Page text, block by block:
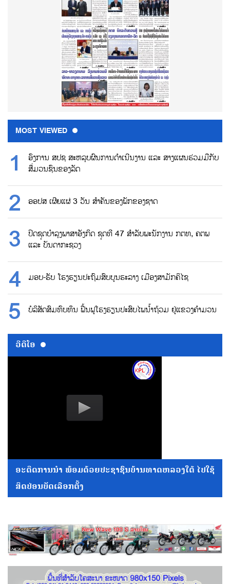
MOST VIEWED
ອົງການ ສປຊ ສະຫລຸບຜົນການດຳເນີນງານ ແລະ ສາງແຜນຮ່ວມມືກັບ
ສື່ມວນຊົນຂອງລັດ
ອອປສ ເຜີຍແຜ່ 3 ວັນ ສຳຄັນຂອງພັກຂອງຊາດ
ປິດຊຸດບຳລຸງພາສາອັງກິດ ຊຸດທີ 47 ສຳລັບພະນັກງານ ກຕທ, ຄຕພ
ແລະ ບັນດາກະຊວງ
ມອບ-ຮັບ ໂຮງຮຽນປະຖົມສົບບູນຮະລາງ ເມືອງສາມັກຄິໄຊ
ບໍລິສັດສົມທົບທຶນ ຟື້ນຟູໂຮງຮຽນປະສົບໄພນ້ຳຖ້ວມ ຢູ່ແຂວງຄຳມວນ
ວີດີໂອ
ອະດີດການນໍາ ພ້ອມດ້ວຍປະຊາຊົນບ້ານທາດຫລວງໃຕ້ ໄປໃຊ້
ສິດປ່ອນບັດເລືອກຕັ້ງ